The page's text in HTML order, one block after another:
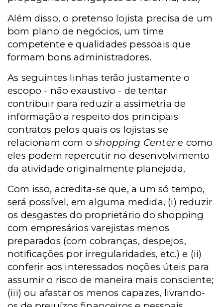
Além disso, o pretenso lojista precisa de um
bom plano de negócios, um time
competente e qualidades pessoais que
formam bons administradores.
As seguintes linhas terão justamente o
escopo - não exaustivo - de tentar
contribuir para reduzir a assimetria de
informação a respeito dos principais
contratos pelos quais os lojistas se
relacionam com oshopping Centere como
eles podem repercutir no desenvolvimento
da atividade originalmente planejada,
Com isso, acredita-se que, a um só tempo,
será possível, em alguma medida, (i) reduzir
os desgastes do proprietário do shopping
com empresários varejistas menos
preparados (com cobranças, despejos,
notificações por irregularidades, etc.) e (ii)
conferir aos interessados noções úteis para
assumir o risco de maneira mais consciente;
(iii) ou afastar os menos capazes, livrando-